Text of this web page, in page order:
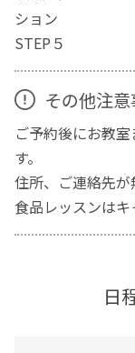
ション
STEP５ ＜15
その他注
ご予約後にお教
す。
住所、ご連絡先が
食品レッスンはキ
日